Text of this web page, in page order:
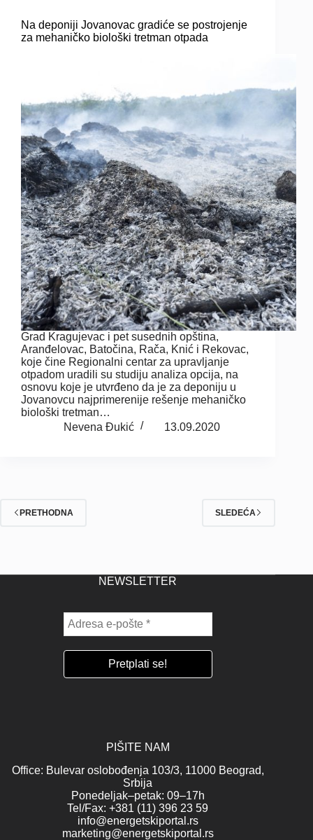
Na deponiji Jovanovac gradiće se postrojenje
za mehaničko biološki tretman otpada
Grad Kragujevac i pet susednih opština,
Aranđelovac, Batočina, Rača, Knić i Rekovac,
koje čine Regionalni centar za upravljanje
otpadom uradili su studiju analiza opcija, na
osnovu koje je utvrđeno da je za deponiju u
Jovanovcu najprimerenije rešenje mehaničko
biološki tretman…
Nevena Đukić
13.09.2020
PRETHODNA SLEDEĆA
NEWSLETTER
PIŠITE NAM
Office: Bulevar oslobođenja 103/3, 11000 Beograd,
Srbija
Ponedeljak–petak: 09–17h
Tel/Fax: +381 (11) 396 23 59
info@energetskiportal.rs
marketing@energetskiportal.rs